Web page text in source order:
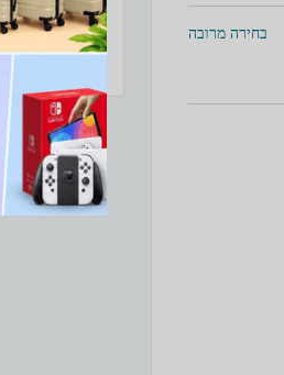
בחירה מרובה